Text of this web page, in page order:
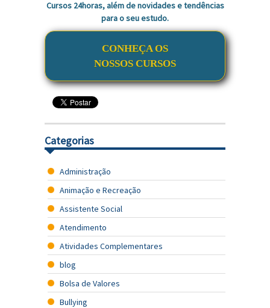
Cursos 24horas, além de novidades e tendências
para o seu estudo.
CONHEÇA OS
NOSSOS CURSOS
Categorias
Administração
Animação e Recreação
Assistente Social
Atendimento
Atividades Complementares
blog
Bolsa de Valores
Bullying